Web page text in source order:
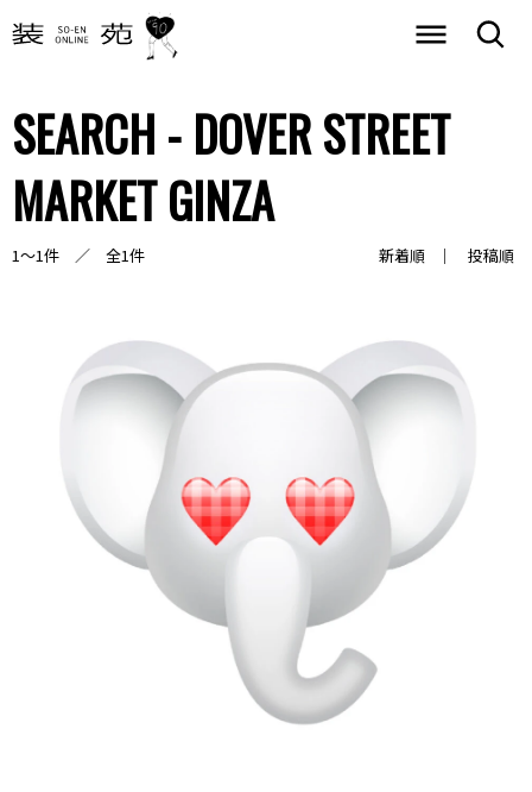
SEARCH - DOVER STREET
MARKET GINZA
1～1件 ／ 全1件 新着順 投稿順